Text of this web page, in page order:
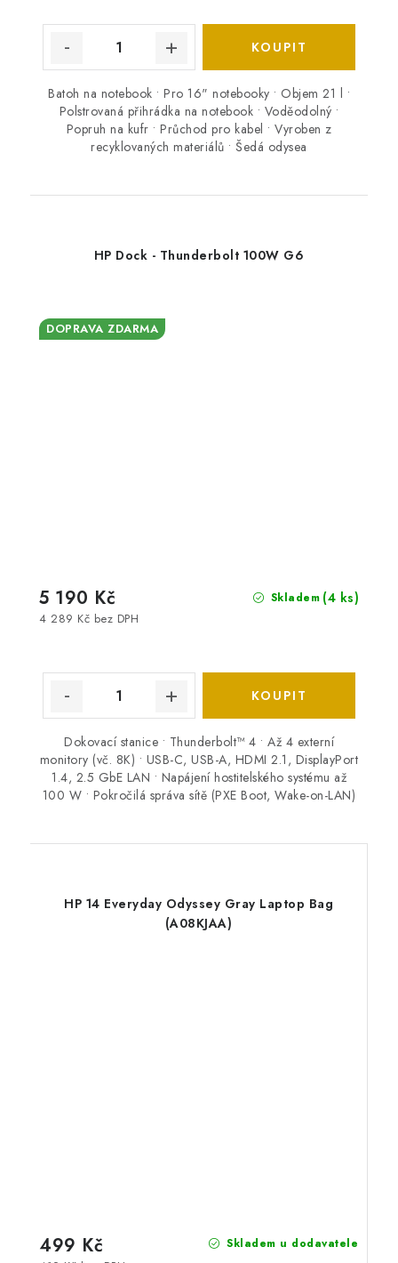
Batoh na notebook • Pro 16" notebooky • Objem 21 l •
Polstrovaná přihrádka na notebook • Voděodolný •
Popruh na kufr • Průchod pro kabel • Vyroben z
recyklovaných materiálů • Šedá odysea
HP Dock - Thunderbolt 100W G6
DOPRAVA ZDARMA
Skladem (4 ks)
4 289 Kč bez DPH
5 190 Kč
Dokovací stanice • Thunderbolt™ 4 • Až 4 externí
monitory (vč. 8K) • USB-C, USB-A, HDMI 2.1, DisplayPort
1.4, 2.5 GbE LAN • Napájení hostitelského systému až
100 W • Pokročilá správa sítě (PXE Boot, Wake-on-LAN)
HP 14 Everyday Odyssey Gray Laptop Bag
(A08KJAA)
Skladem u dodavatele
499 Kč